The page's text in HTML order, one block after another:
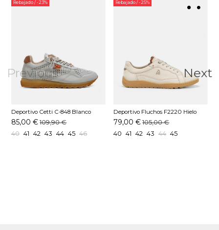
Previous
Rebajado/ -23%
Deportivo Cetti C-848 Blanco
85,00 € 109,90 €
40 41 42 43 44 45 46
Rebajado/ -25%
Deportivo Fluchos F2220 Hielo
79,00 € 105,00 €
40 41 42 43 44 45
Next